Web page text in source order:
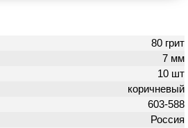
80 грит
7 мм
10 шт
коричневый
603-588
Россия